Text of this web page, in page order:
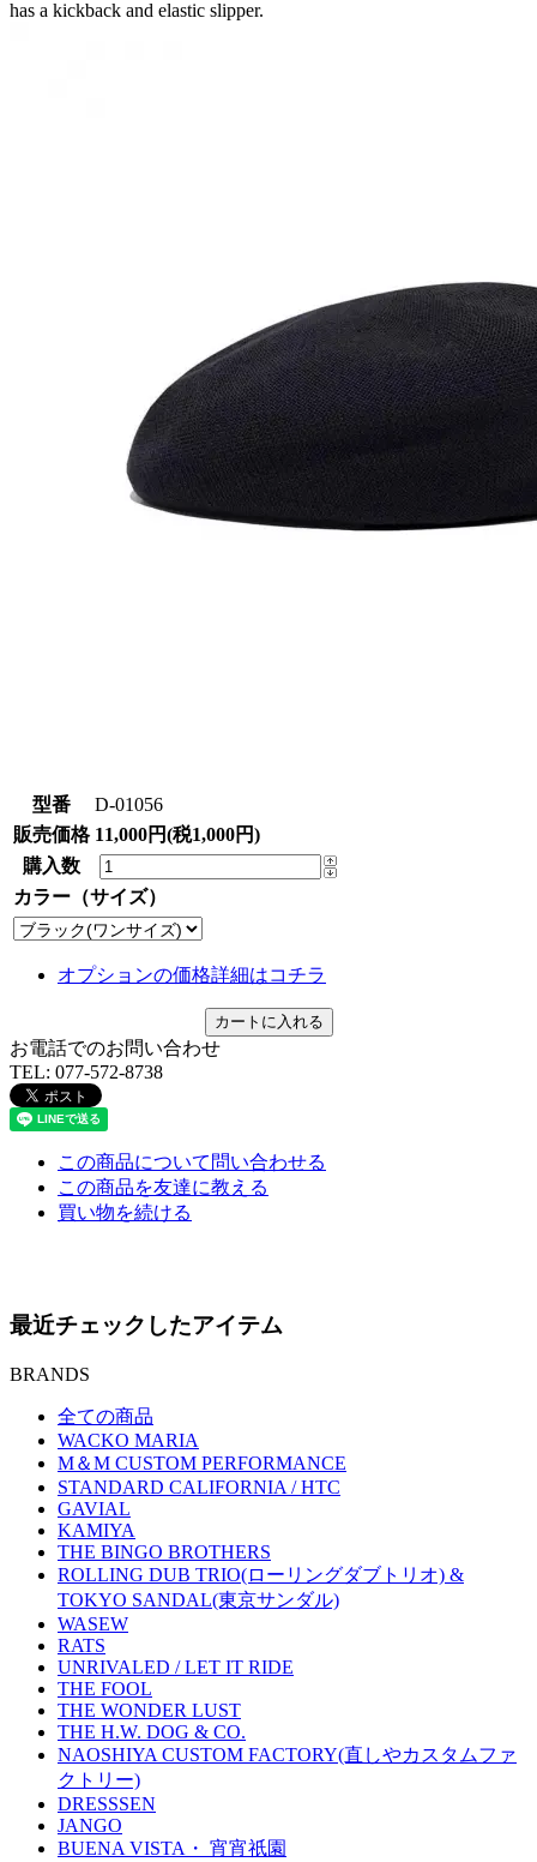
has a kickback and elastic slipper.
型番
D-01056
販売価格 11,000円(税1,000円)
購入数
カラー（サイズ）
オプションの価格詳細はコチラ
お電話でのお問い合わせ
TEL: 077-572-8738
この商品について問い合わせる
この商品を友達に教える
買い物を続ける
最近チェックしたアイテム
BRANDS
全ての商品
WACKO MARIA
M＆M CUSTOM PERFORMANCE
STANDARD CALIFORNIA / HTC
GAVIAL
KAMIYA
THE BINGO BROTHERS
ROLLING DUB TRIO(ローリングダブトリオ) &
TOKYO SANDAL(東京サンダル)
WASEW
RATS
UNRIVALED / LET IT RIDE
THE FOOL
THE WONDER LUST
THE H.W. DOG & CO.
NAOSHIYA CUSTOM FACTORY(直しやカスタムファ
クトリー)
DRESSSEN
JANGO
BUENA VISTA・ 宵宵祇園